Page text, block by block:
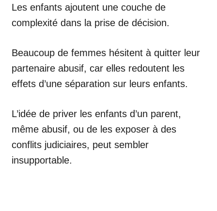
Les enfants ajoutent une couche de
complexité dans la prise de décision.
Beaucoup de femmes hésitent à quitter leur
partenaire abusif, car elles redoutent les
effets d’une séparation sur leurs enfants.
L’idée de priver les enfants d’un parent,
même abusif, ou de les exposer à des
conflits judiciaires, peut sembler
insupportable.